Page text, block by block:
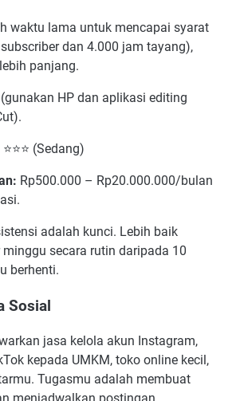
waktu lama untuk mencapai syarat
dan 4.000 jam tayang),
panjang.
HP dan aplikasi editing
⭐⭐⭐ (Sedang)
Rp500.000 – Rp20.000.000/bulan
adalah kunci. Lebih baik
secara rutin daripada 10
berhenti.
Sosial
jasa kelola akun Instagram,
kepada UMKM, toko online kecil,
Tugasmu adalah membuat